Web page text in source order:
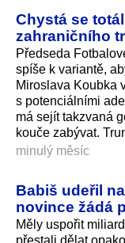
Chystá se
zahraničního
Předseda
spíše k variantě,
Miroslava Koubka
s potenciálními
má sejít takzvaná
kouče zabývat.
minulý měsíc
Babiš udeřil
novince žádá
Měly uspořit
přestali dělat